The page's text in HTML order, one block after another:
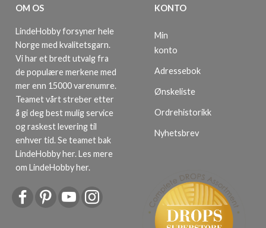
OM OS
LindeHobby forsyner hele
Norge med kvalitetsgarn.
Vi har et bredt utvalg fra
de populære merkene med
mer enn 15000 varenumre.
Teamet vårt streber etter
å gi deg best mulig service
og raskest levering til
enhver tid. Se teamet bak
LindeHobby her.Les mere
om LindeHobby her.
KONTO
Min
konto
Adressebok
Ønskeliste
Ordrehistorikk
Nyhetsbrev